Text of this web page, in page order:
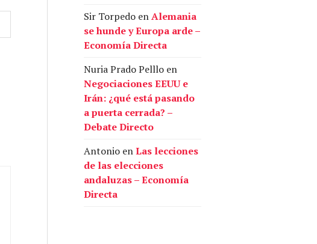
Sir Torpedo enAlemania
se hunde y Europa arde –
Economía Directa
Nuria Prado Pelllo en
Negociaciones EEUU e
Irán: ¿qué está pasando
a puerta cerrada? –
Debate Directo
Antonio enLas lecciones
de las elecciones
andaluzas – Economía
Directa